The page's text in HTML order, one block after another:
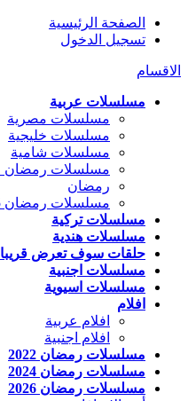
الصفحة الرئيسية
تسجيل الدخول
الاقسام
مسلسلات عربية
مسلسلات مصرية
مسلسلات خليجية
مسلسلات شامية
مسلسلات رمضان 2021
رمضان
مسلسلات رمضان 2025
مسلسلات تركية
مسلسلات هندية
حلقات سوف تعرض قريبا
مسلسلات اجنبية
مسلسلات اسيوية
افلام
افلام عربية
افلام اجنبية
مسلسلات رمضان 2022
مسلسلات رمضان 2024
مسلسلات رمضان 2026